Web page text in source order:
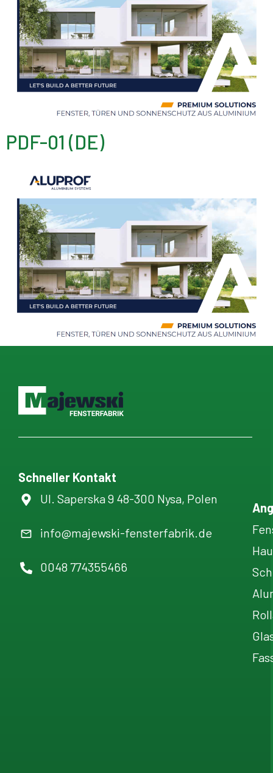
PDF-01 (DE)
Schneller Kontakt
Ul. Saperska 9 48-300 Nysa, Polen
info@majewski-fensterfabrik.de
0048 774355466